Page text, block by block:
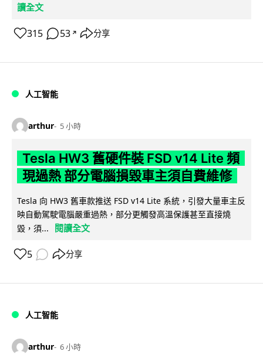
讀全文
315 53 ↗ 分享
人工智能
arthur 5 小時
Tesla HW3 舊硬件裝 FSD v14 Lite 頻
現過熱 部分電腦損毀車主須自費維修
Tesla 向 HW3 舊車款推送 FSD v14 Lite 系統，引發大量車主反
映自動駕駛電腦嚴重過熱，部分更觸發高溫保護甚至直接燒
毀，須...
閱讀全文
5 分享
人工智能
arthur 6 小時